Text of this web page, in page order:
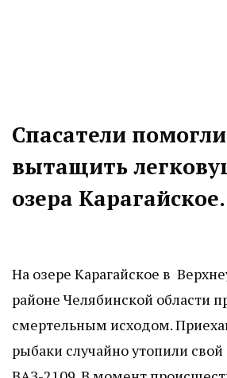
Спасатели помогли
вытащить
озера Карагайское.
На озере Карагайское в
районе Челябинской области
смертельным исходом.
рыбаки случайно утопили